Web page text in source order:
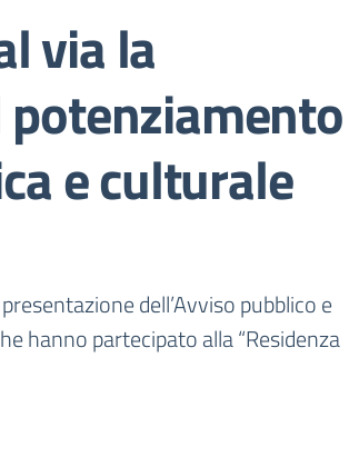
via la
e culturale
dell’Avviso pubblico e
hanno partecipato alla “Residenza